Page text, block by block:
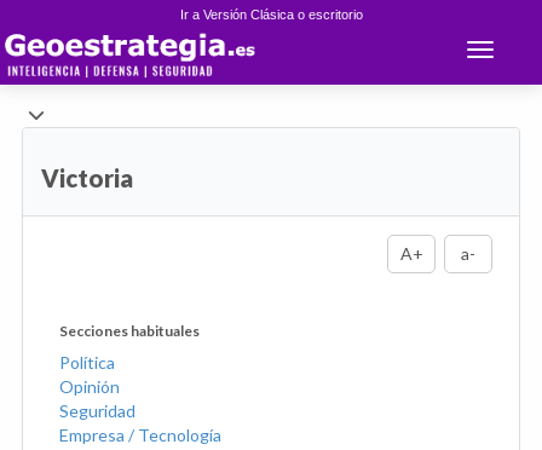
Ir a Versión Clásica o escritorio
Toggle
Victoria
A+ a-
Secciones habituales
Política
Opinión
Seguridad
Empresa / Tecnología